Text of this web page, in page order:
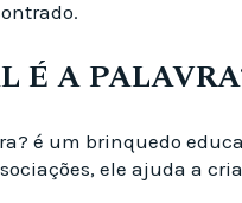
É A
é um brinquedo
ele ajuda a